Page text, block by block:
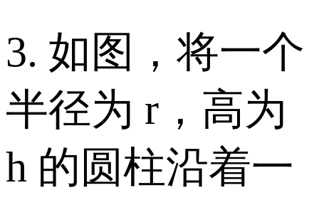
3. 如图，将一个
半径为 r，高为
h 的圆柱沿着一